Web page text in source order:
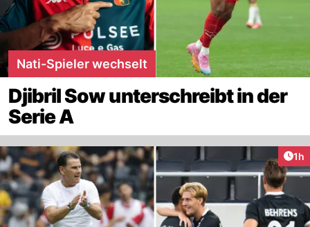
Nati-Spieler wechselt
Djibril Sow unterschreibt in der
Serie A
1h